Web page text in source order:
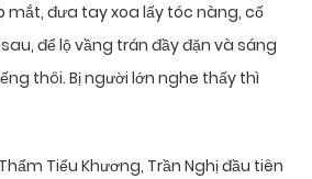
mắt, đưa tay xoa lấy tóc nàng, cố
để lộ vầng trán đầy đặn và sáng
thôi. Bị người lớn nghe thấy thì
Tiểu Khương, Trần Nghị đầu tiên